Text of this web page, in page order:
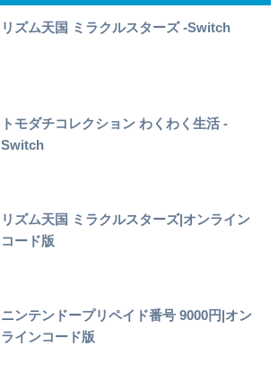
リズム天国 ミラクルスターズ -Switch
トモダチコレクション わくわく生活 -
Switch
リズム天国 ミラクルスターズ|オンライン
コード版
ニンテンドープリペイド番号 9000円|オン
ラインコード版